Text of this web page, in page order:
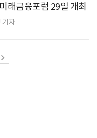
래금융포럼 29일 개최
기자